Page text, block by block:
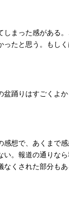
しまった感がある
ったと思う。もし
盆踊りはすごくよ
感想で、あくまで
い。報道の通りな
くされた部分もあ